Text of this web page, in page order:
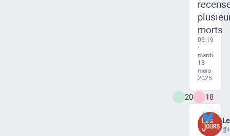
morts
06:19
·
mardi
18
mars
2025
20 18